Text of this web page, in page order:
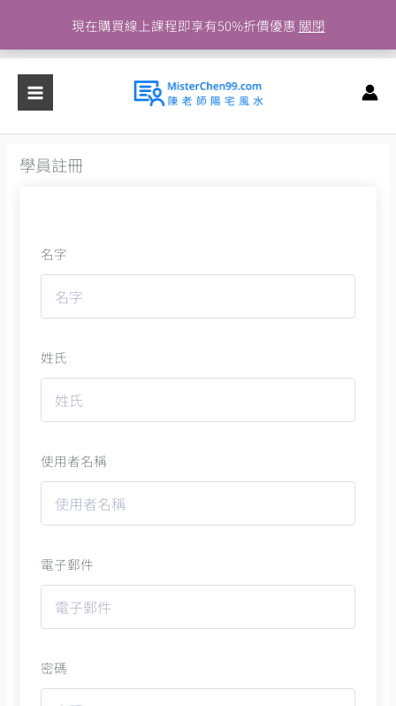
現在購買線上課程即享有50%折價優惠 關閉
主
容
學員註冊
名字
姓氏
使用者名稱
電子郵件
密碼